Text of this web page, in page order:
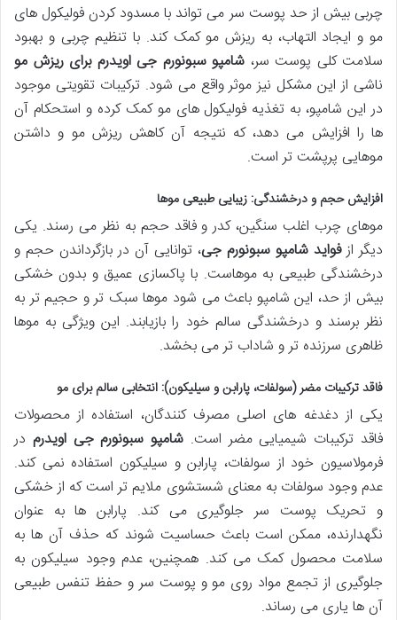
چربی بیش از حد پوست سر می تواند با مسدود کردن فولیکول های
مو و ایجاد التهاب، به ریزش مو کمک کند. با تنظیم چربی و بهبود
سلامت کلی پوست سر، شامپو سبونورم جی اویدرم برای ریزش مو
ناشی از این مشکل نیز موثر واقع می شود. ترکیبات تقویتی موجود
در این شامپو، به تغذیه فولیکول های مو کمک کرده و استحکام آن
ها را افزایش می دهد، که نتیجه آن کاهش ریزش مو و داشتن
موهایی پرپشت تر است.
افزایش حجم و درخشندگی: زیبایی طبیعی موها
موهای چرب اغلب سنگین، کدر و فاقد حجم به نظر می رسند. یکی
دیگر ازفواید شامپو سبونورم جی، توانایی آن در بازگرداندن حجم و
درخشندگی طبیعی به موهاست. با پاکسازی عمیق و بدون خشکی
بیش از حد، این شامپو باعث می شود موها سبک تر و حجیم تر به
نظر برسند و درخشندگی سالم خود را بازیابند. این ویژگی به موها
ظاهری سرزنده تر و شاداب تر می بخشد.
فاقد ترکیبات مضر (سولفات، پارابن و سیلیکون): انتخابی سالم برای مو
یکی از دغدغه های اصلی مصرف کنندگان، استفاده از محصولات
فاقد ترکیبات شیمیایی مضر است. شامپو سبونورم جی اویدرم در
فرمولاسیون خود از سولفات، پارابن و سیلیکون استفاده نمی کند.
عدم وجود سولفات به معنای شستشوی ملایم تر است که از خشکی
و تحریک پوست سر جلوگیری می کند. پارابن ها به عنوان
نگهدارنده، ممکن است باعث حساسیت شوند که حذف آن ها به
سلامت محصول کمک می کند. همچنین، عدم وجود سیلیکون به
جلوگیری از تجمع مواد روی مو و پوست سر و حفظ تنفس طبیعی
آن ها یاری می رساند.